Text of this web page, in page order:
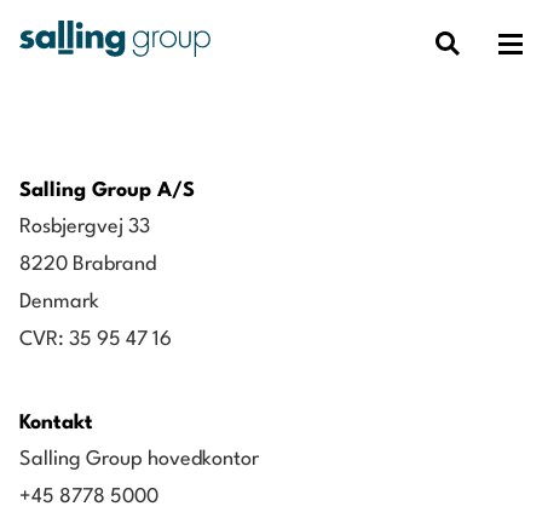
Salling Group A/S
Rosbjergvej 33
8220 Brabrand
Denmark
CVR: 35 95 47 16
Kontakt
Salling Group hovedkontor
+45 8778 5000